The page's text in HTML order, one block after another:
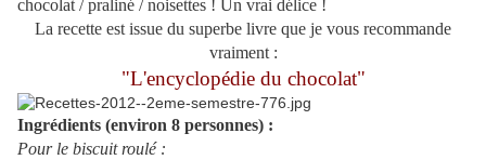
chocolat / praliné / noisettes ! Un vrai délice !
La recette est issue du superbe livre que je vous recommande
vraiment :
"L'encyclopédie du chocolat"
Ingrédients (environ 8 personnes) :
Pour le biscuit roulé :